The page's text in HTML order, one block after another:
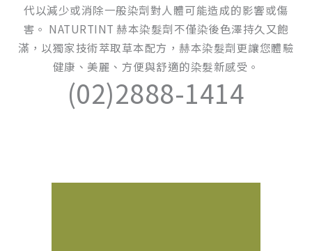
代以減少或消除一般染劑對人體可能造成的影響或傷
害。 NATURTINT 赫本染髮劑不僅染後色澤持久又飽
滿，以獨家技術萃取草本配方，赫本染髮劑更讓您體驗
健康、美麗、方便與舒適的染髮新感受。
(02)2888-1414